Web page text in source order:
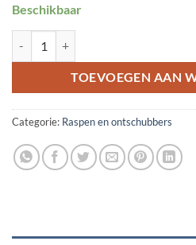
Beschikbaar
TOEVOEGEN AAN
Categorie: Raspen en ontschubbers